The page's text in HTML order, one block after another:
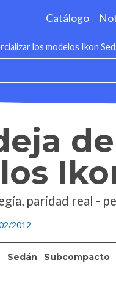
Catálogo
los modelos Ikon
paridad real -
2012
Sedán Subcompacto